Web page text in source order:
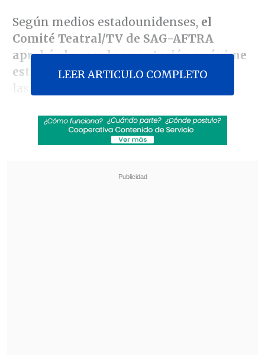
Según medios estadounidenses, el
Comité Teatral/TV de SAG-AFTRA
aprobó el acuerdo en votación unánime
este miércolesy la huelga finalizará a
las 00:01 horas del jueves. El viernes, el
sindicato para su aprobación.
Fito Páez reflexiona sobre su carrera en nuevo
LEER ARTICULO COMPLETO